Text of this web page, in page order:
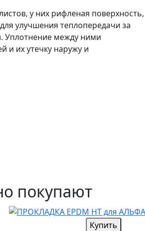
у них рифленая поверхность,
улучшения теплопередачи за
Уплотнение между ними
и их утечку наружу и
покупают
Купить